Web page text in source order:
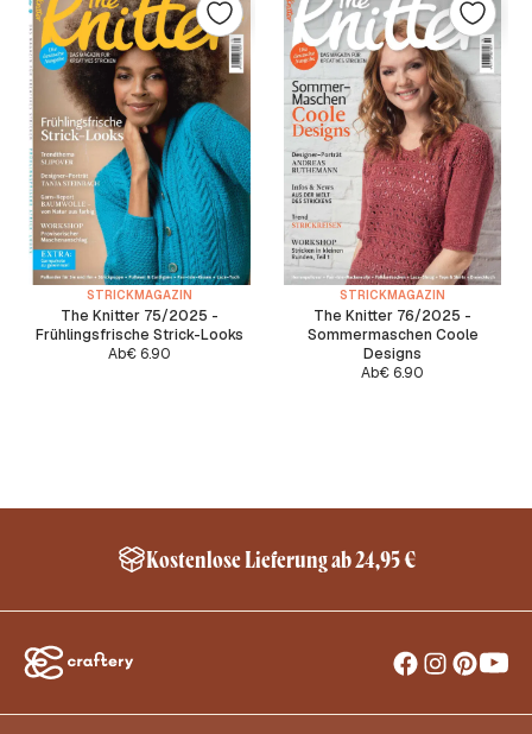
STRICKMAGAZIN
The Knitter 75/2025 -
Frühlingsfrische Strick-Looks
Ab€ 6.90
STRICKMAGAZIN
The Knitter 76/2025 -
Sommermaschen Coole
Designs
Ab€ 6.90
Kostenlose Lieferung ab 24,95 €